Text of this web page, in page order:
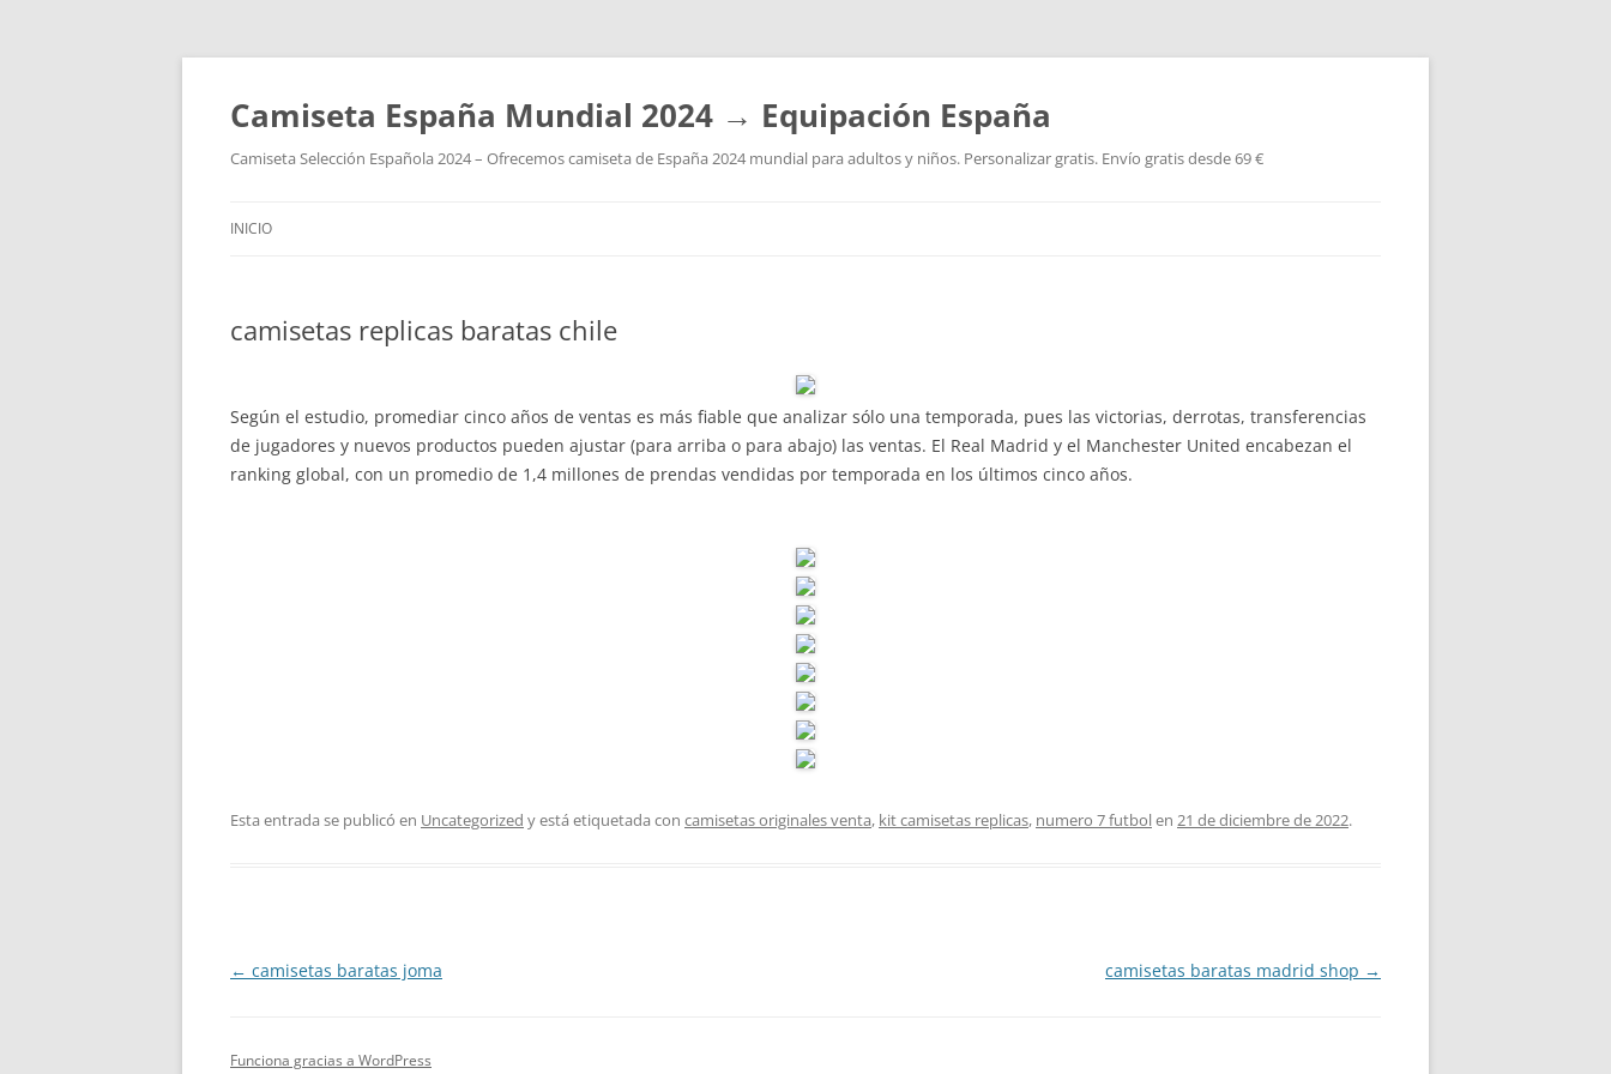
Camiseta España Mundial 2024 → Equipación España
Camiseta Selección Española 2024 – Ofrecemos camiseta de España 2024 mundial para adultos y niños. Personalizar gratis. Envío gratis desde 69 €
INICIO
camisetas replicas baratas chile
Según el estudio, promediar cinco años de ventas es más fiable que analizar sólo una temporada, pues las victorias, derrotas, transferencias
de jugadores y nuevos productos pueden ajustar (para arriba o para abajo) las ventas. El Real Madrid y el Manchester United encabezan el
ranking global, con un promedio de 1,4 millones de prendas vendidas por temporada en los últimos cinco años.
Esta entrada se publicó en Uncategorized y está etiquetada con camisetas originales venta, kit camisetas replicas, numero 7 futbolen 21 de diciembre de 2022.
Navegación
← camisetas baratas joma camisetas baratas madrid shop →
Funciona gracias a WordPress